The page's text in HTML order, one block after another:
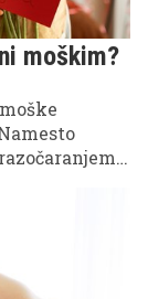
moškim?